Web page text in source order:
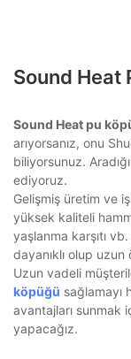
Sound Heat
Sound Heat pu
arıyorsanız, onu
biliyorsunuz.
ediyoruz.
Gelişmiş üretim ve
yüksek kaliteli
yaşlanma karşıtı
dayanıklı olup uzun
Uzun vadeli
köpüğü sağlamayı
avantajları sunmak
yapacağız.